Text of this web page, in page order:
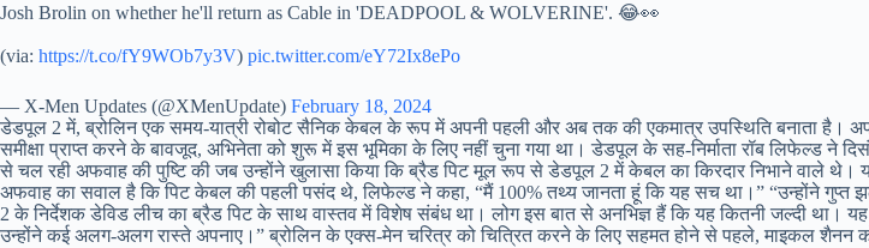
Josh Brolin on whether he'll return as Cable in 'DEADPOOL & WOLVERINE'. 😂👀
(via: https://t.co/fY9WOb7y3V) pic.twitter.com/eY72Ix8ePo
— X-Men Updates (@XMenUpdate) February 18, 2024
डेडपूल 2 में, ब्रोलिन एक समय-यात्री रोबोट सैनिक केबल के रूप में अपनी पहली और अब तक की एकमात्र उपस्थिति बनाता
समीक्षा प्राप्त करने के बावजूद, अभिनेता को शुरू में इस भूमिका के लिए नहीं चुना गया था। डेडपूल के सह-निर्माता रॉब लिफेल्ड
से चल रही अफवाह की पुष्टि की जब उन्होंने खुलासा किया कि ब्रैड पिट मूल रूप से डेडपूल 2 में केबल का किरदार निभाने वाले
अफवाह का सवाल है कि पिट केबल की पहली पसंद थे, लिफेल्ड ने कहा, “मैं 100% तथ्य जानता हूं कि यह सच था।” “उन्होंने
2 के निर्देशक डेविड लीच का ब्रैड पिट के साथ वास्तव में विशेष संबंध था। लोग इस बात से अनभिज्ञ हैं कि यह कितनी जल्दी था।
उन्होंने कई अलग-अलग रास्ते अपनाए।” ब्रोलिन के एक्स-मेन चरित्र को चित्रित करने के लिए सहमत होने से पहले, माइकल शैनन